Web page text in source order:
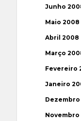
Junho
Maio 2008
Abril 2008
Março
Fevereiro
Janeiro
Dezembro
Novembro